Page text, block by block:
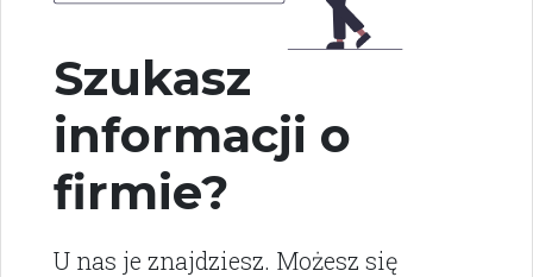
Szukasz
informacji o
firmie?
U nas je znajdziesz. Możesz się